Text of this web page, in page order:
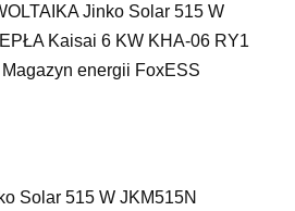
Jinko Solar 515 W
Kaisai 6 KW KHA-06 RY1
energii FoxESS
Solar 515 W JKM515N